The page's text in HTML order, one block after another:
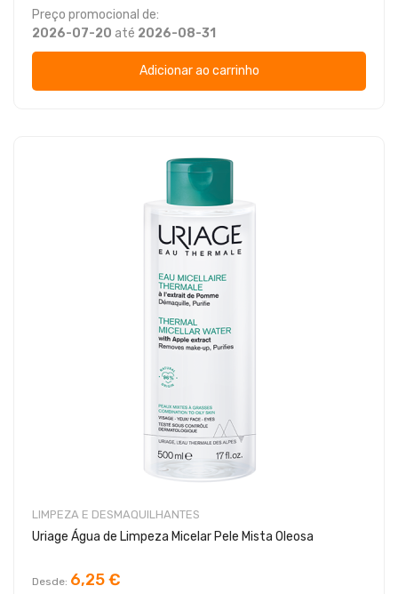
Preço promocional de:
2026-07-20 até 2026-08-31
Adicionar ao carrinho
LIMPEZA E DESMAQUILHANTES
Uriage Água de Limpeza Micelar Pele Mista Oleosa
Desde 6,25 €